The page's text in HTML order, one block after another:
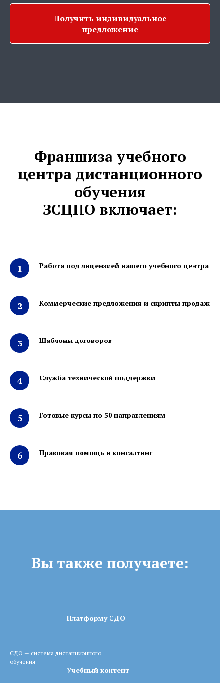
Получить индивидуальное
предложение
Франшиза учебного
центра дистанционного
обучения
ЗСЦПО включает:
Работа под лицензией нашего учебного центра
Коммерческие предложения и скрипты продаж
Шаблоны договоров
Служба технической поддержки
Готовые курсы по 50 направлениям
Правовая помощь и консалтинг
Вы также получаете:
Платформу СДО
СДО — система дистанционного
обучения
Учебный контент